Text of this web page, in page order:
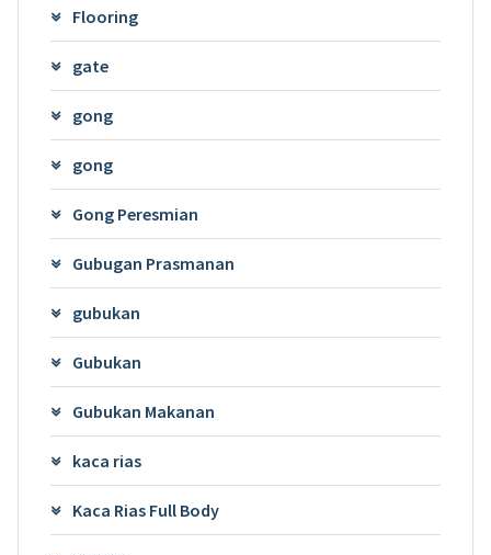
Flooring
gate
gong
gong
Gong Peresmian
Gubugan Prasmanan
gubukan
Gubukan
Gubukan Makanan
kaca rias
Kaca Rias Full Body